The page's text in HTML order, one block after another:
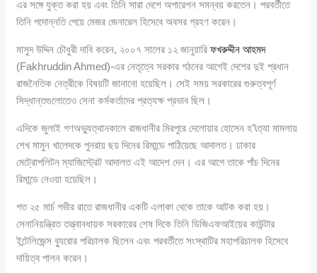
এর সঙ্গে যুক্ত করা হয় এবং তিনি সারা দেশে অপারেশন সমন্বয় করতেন। পরবর্তীতে
তিনি পদোন্নতি পেয়ে মেজর জেনারেল হিসেবে অবসর গ্রহণ করেন।
মাসুদ উদ্দিন চৌধুরী দাবি করেন, ২০০৭ সালের ১২ জানুয়ারিফখরুদ্দীন আহমদ
(Fakhruddin Ahmed)-এর নেতৃত্বে সরকার গঠনের আগেই দেশের দুই প্রধান
রাজনৈতিক নেত্রীকে বিষয়টি জানানো হয়েছিল। সেই সময় সরকারের গুরুত্বপূর্ণ
সিদ্ধান্তগুলোতেও সেনা কর্মকর্তাদের প্রত্যক্ষ প্রভাব ছিল।
এদিকে জুলাই গণঅভ্যুত্থানকালে রাজধানীর মিরপুরে দেলোয়ার হোসেন হ’\ত্যা মামলায়
শেখ মামুন খালেদকে পুনরায় ছয় দিনের রিমান্ডে পাঠিয়েছে আদালত। ঢাকার
মেট্রোপলিটন ম্যাজিস্ট্রেট আদালত এই আদেশ দেন। এর আগে তাকে পাঁচ দিনের
রিমান্ডে নেওয়া হয়েছিল।
গত ২৫ মার্চ গভীর রাতে রাজধানীর একটি এলাকা থেকে তাকে আটক করা হয়।
সেনানিয়ন্ত্রিত তত্ত্বাবধায়ক সরকারের শেষ দিকে তিনি ডিজিএফআইয়ের কাউন্টার
ইন্টেলিজেন্স ব্যুরোর পরিচালক ছিলেন এবং পরবর্তীতে সংস্থাটির মহাপরিচালক হিসেবে
দায়িত্ব পালন করেন।